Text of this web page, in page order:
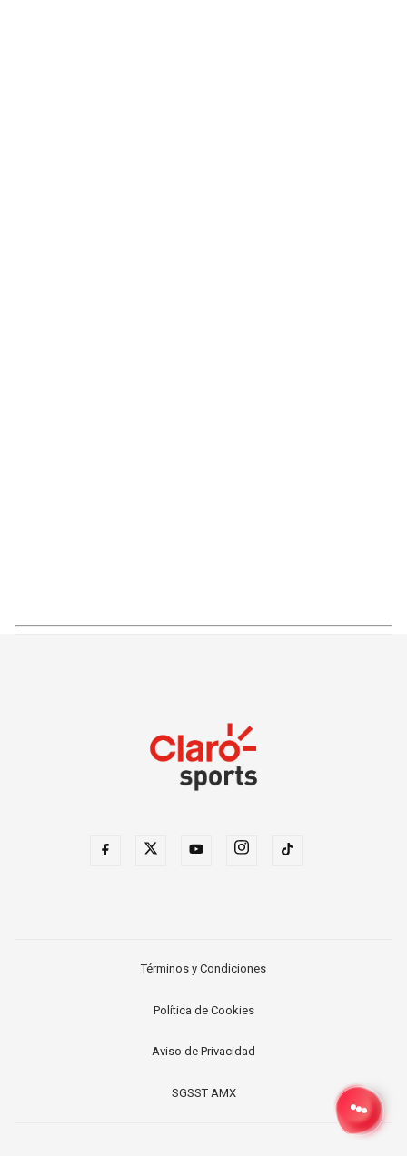
Términos y Condiciones
Política de Cookies
Aviso de Privacidad
SGSST AMX